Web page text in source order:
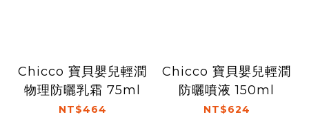
Chicco 寶貝嬰兒輕潤
物理防曬乳霜 75ml
NT$464
Chicco 寶貝嬰兒輕潤
防曬噴液 150ml
NT$624